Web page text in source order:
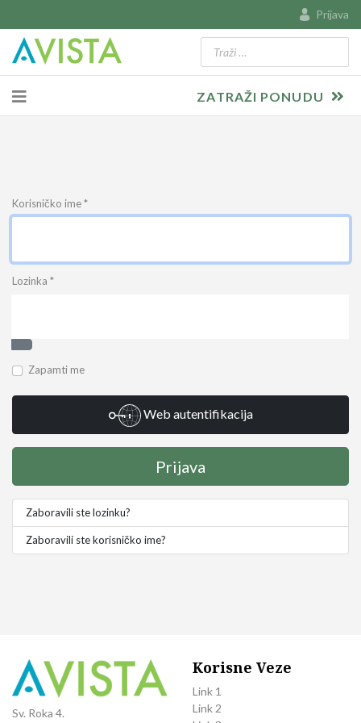
Prijava
Type 2 or more characters for
ZATRAŽI PONUDU
Korisničko ime*
Lozinka *
Prikaži lozinku
Zapamti me
Web autentifikacija
Prijava
Zaboravili ste lozinku?
Zaboravili ste korisničko ime?
Sv. Roka 4.
Korisne Veze
Link 1
Link 2